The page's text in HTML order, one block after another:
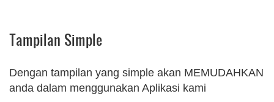
Tampilan Simple
Dengan tampilan yang simple akan MEMUDAHKAN
anda dalam menggunakan Aplikasi kami